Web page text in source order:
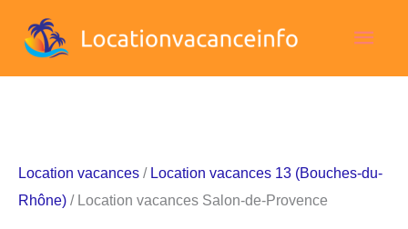
Location vacances / Location vacances 13 (Bouches-du-
Rhône) / Location vacances Salon-de-Provence